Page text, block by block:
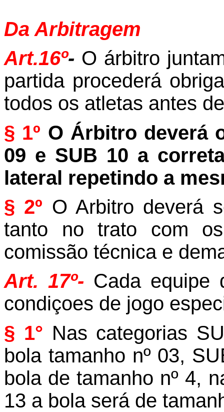
Da Arbitragem
Art.16º- O árbitro
partida procederá
todos os atletas antes
§ 1º O Árbitro deverá
09 e SUB 10 a
lateral repetindo a
§ 2º O Arbitro deverá
tanto no trato com
comissão técnica e
Art. 17º- Cada equipe
condiçoes de jogo
§ 1° Nas categorias
bola tamanho nº 03,
bola de tamanho nº 4,
13 a bola será de